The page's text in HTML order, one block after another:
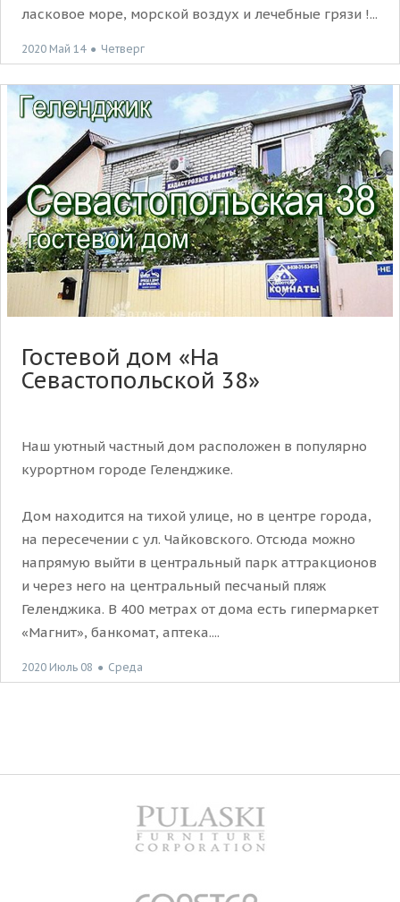
ласковое море, морской воздух и лечебные грязи !...
2020 Май 14 ● Четверг
Гостевой дом «На
Севастопольской 38»
Наш уютный частный дом расположен в популярно
курортном городе Геленджике.
Дом находится на тихой улице, но в центре города,
на пересечении с ул. Чайковского. Отсюда можно
напрямую выйти в центральный парк аттракционов
и через него на центральный песчаный пляж
Геленджика. В 400 метрах от дома есть гипермаркет
«Магнит», банкомат, аптека....
2020 Июль 08 ● Среда